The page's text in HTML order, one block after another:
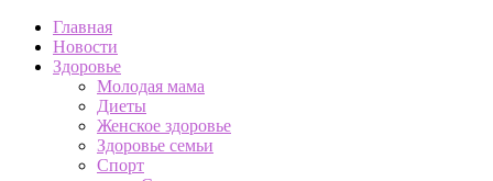
Главная
Новости
Здоровье
Молодая мама
Диеты
Женское здоровье
Здоровье семьи
Спорт